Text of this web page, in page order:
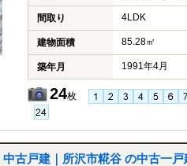
間取り 4LDK
建物面積 85.28㎡
築年月 1991年4月
24枚
古戸建｜所沢市糀谷 の中古一戸